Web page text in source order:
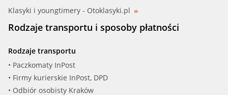
MEYLE (314 226 0002)
QF (QF15A00033)
QUINTON HA (QTH809CF)
Klasyki i youngtimery - Otoklasyki.pl
Rodzaje transportu i sposoby płatności
Rodzaje transportu
• Paczkomaty InPost
• Firmy kurierskie InPost, DPD
• Odbiór osobisty Kraków